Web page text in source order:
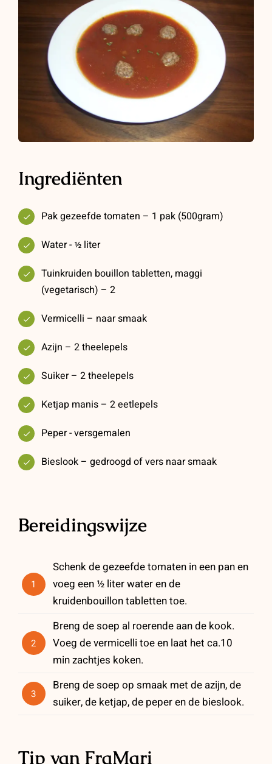
Ingrediënten
Pak gezeefde tomaten – 1 pak (500gram)
Water - ½ liter
Tuinkruiden bouillon tabletten, maggi
(vegetarisch) – 2
Vermicelli – naar smaak
Azijn – 2 theelepels
Suiker – 2 theelepels
Ketjap manis – 2 eetlepels
Peper - versgemalen
Bieslook – gedroogd of vers naar smaak
Bereidingswijze
1
Schenk de gezeefde tomaten in een pan en
voeg een ½ liter water en de
kruidenbouillon tabletten toe.
2
Breng de soep al roerende aan de kook.
Voeg de vermicelli toe en laat het ca.10
min zachtjes koken.
3
Breng de soep op smaak met de azijn, de
suiker, de ketjap, de peper en de bieslook.
Tip van FraMari